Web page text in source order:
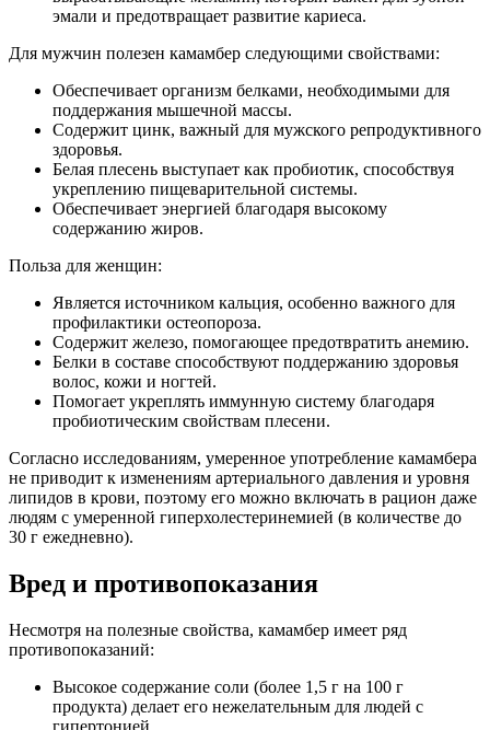
эмали и предотвращает развитие кариеса.
Для мужчин полезен камамбер следующими свойствами:
Обеспечивает организм белками, необходимыми для
поддержания мышечной массы.
Содержит цинк, важный для мужского репродуктивного
здоровья.
Белая плесень выступает как пробиотик, способствуя
укреплению пищеварительной системы.
Обеспечивает энергией благодаря высокому
содержанию жиров.
Польза для женщин:
Является источником кальция, особенно важного для
профилактики остеопороза.
Содержит железо, помогающее предотвратить анемию.
Белки в составе способствуют поддержанию здоровья
волос, кожи и ногтей.
Помогает укреплять иммунную систему благодаря
пробиотическим свойствам плесени.
Согласно исследованиям, умеренное употребление камамбера
не приводит к изменениям артериального давления и уровня
липидов в крови, поэтому его можно включать в рацион даже
людям с умеренной гиперхолестеринемией (в количестве до
30 г ежедневно).
Вред и противопоказания
Несмотря на полезные свойства, камамбер имеет ряд
противопоказаний:
Высокое содержание соли (более 1,5 г на 100 г
продукта) делает его нежелательным для людей с
гипертонией.